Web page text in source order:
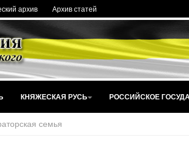
архив Архив статей
КНЯЖЕСКАЯ РУСЬ РОССИЙСКОЕ
семья